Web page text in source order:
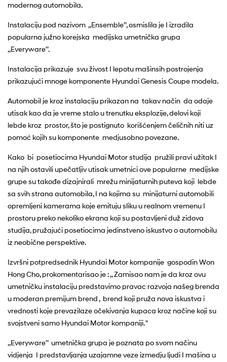
modernog automobila.
Instalaciju pod nazivom ,,Ensemble’’, osmislila je I izradila
popularna južno korejska medijska umetnička grupa
,,Everyware’’.
Instalacija prikazuje svu živost I lepotu mašinsih postrojenja
prikazujući mnoge komponente Hyundai Genesis Coupe modela.
Automobil je kroz instalaciju prikazan na takav način da odaje
utisak kao da je vreme stalo u trenutku eksplozije, delovi koji
lebde kroz prostor, što je postignuto korišćenjem čeličnih niti uz
pomoć kojih su komponente medjusobno povezane.
Kako bi posetiocima Hyundai Motor studija pružili pravi užitak I
na njih ostavili upečatljiv utisak umetnici ove popularne medijske
grupe su takođe dizajnirali mrežu minijaturnih puteva koji lebde
sa svih strana automobila, I na kojima su minijaturni automobili
opremljeni kamerama koje emituju sliku u realnom vremenu I
prostoru preko nekoliko ekrana koji su postavljeni duž zidova
studija, pružajući posetiocima jedinstveno iskustvo o automobilu
iz neobične perspektive.
Izvršni potpredsednik Hyundai Motor kompanije gospodin Won
Hong Cho, prokomentarisao je : ,, Zamisao nam je da kroz ovu
umetničku instalaciju predstavimo pravac razvoja našeg brenda
u moderan premijum brend , brend koji pruža nova iskustva i
vrednosti koje prevazilaze očekivanja kupaca kroz načine koji su
svojstveni samo Hyundai Motor kompaniji. "
,,Everyware’’ umetnička grupa je poznata po svom načinu
vidjenja I predstavljanja uzajamne veze izmedju ljudi I mašina u